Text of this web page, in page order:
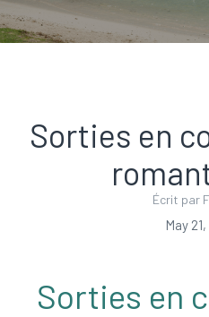
Sorties en
Écrit par
May
Sorties en